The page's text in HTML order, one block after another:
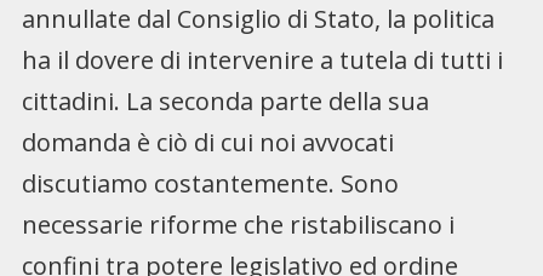
annullate dal Consiglio di Stato, la politica
ha il dovere di intervenire a tutela di tutti i
cittadini. La seconda parte della sua
domanda è ciò di cui noi avvocati
discutiamo costantemente. Sono
necessarie riforme che ristabiliscano i
confini tra potere legislativo ed ordine